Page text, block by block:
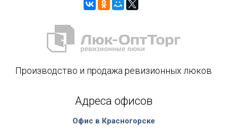
Производство и продажа ревизионных люков
Адреса офисов
Офис в Красногорске